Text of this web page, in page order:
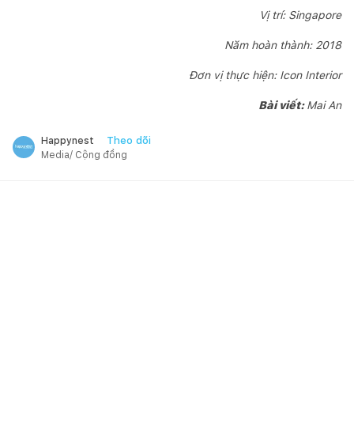
Vị trí: Singapore
Năm hoàn thành: 2018
Đơn vị thực hiện: Icon Interior
Bài viết:Mai An
Happynest Theo dõi
Media/ Cộng đồng